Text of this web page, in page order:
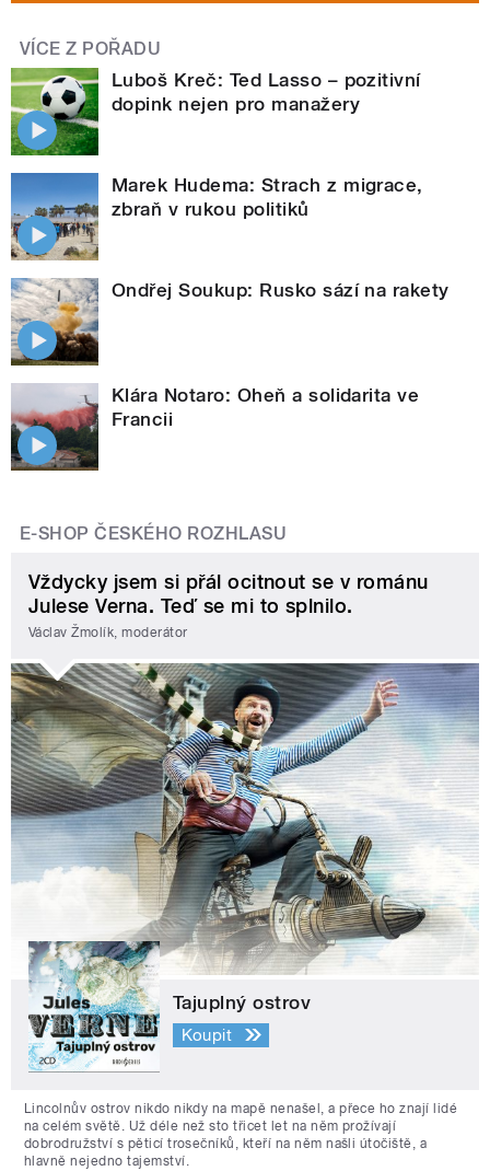
VÍCE Z POŘADU
Luboš Kreč: Ted Lasso – pozitivní
dopink nejen pro manažery
Marek Hudema: Strach z migrace,
zbraň v rukou politiků
Ondřej Soukup: Rusko sází na rakety
Klára Notaro: Oheň a solidarita ve
Francii
E-SHOP ČESKÉHO ROZHLASU
Vždycky jsem si přál ocitnout se v románu
Julese Verna. Teď se mi to splnilo.
Václav Žmolík, moderátor
Tajuplný ostrov
Koupit
Lincolnův ostrov nikdo nikdy na mapě nenašel, a přece ho znají lidé
na celém světě. Už déle než sto třicet let na něm prožívají
dobrodružství s pěticí trosečníků, kteří na něm našli útočiště, a
hlavně nejedno tajemství.